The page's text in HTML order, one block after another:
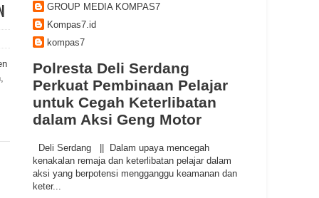
GROUP MEDIA KOMPAS7
Kompas7.id
kompas7
Polresta Deli Serdang
Perkuat Pembinaan Pelajar
untuk Cegah Keterlibatan
dalam Aksi Geng Motor
Deli Serdang || Dalam upaya mencegah
kenakalan remaja dan keterlibatan pelajar dalam
aksi yang berpotensi mengganggu keamanan dan
keter...